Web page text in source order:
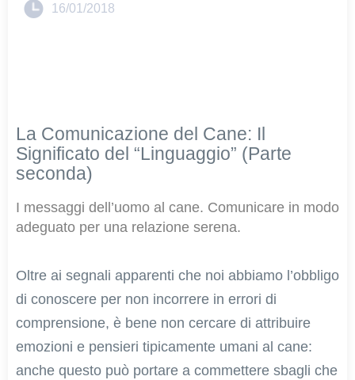
16/01/2018
La Comunicazione del Cane: Il
Significato del “Linguaggio” (Parte
seconda)
I messaggi dell’uomo al cane. Comunicare in modo
adeguato per una relazione serena.
Oltre ai segnali apparenti che noi abbiamo l’obbligo
di conoscere per non incorrere in errori di
comprensione, è bene non cercare di attribuire
emozioni e pensieri tipicamente umani al cane:
anche questo può portare a commettere sbagli che